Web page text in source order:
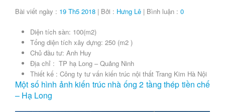
Bài viết ngày : 19 Th5 2018 | Bởi : Hưng Lê | Bình luận : 0
Diện tích sàn: 100(m2)
Tổng diện tích xây dựng: 250 (m2 )
Chủ đầu tư: Anh Huy
Địa chỉ : TP hạ Long – Quảng Ninh
Thiết kế : Công ty tư vấn kiến trúc nội thất Trang Kim Hà Nội
Một số hình ảnh kiến trúc nhà ống 2 tầng thép tiền chế
– Hạ Long